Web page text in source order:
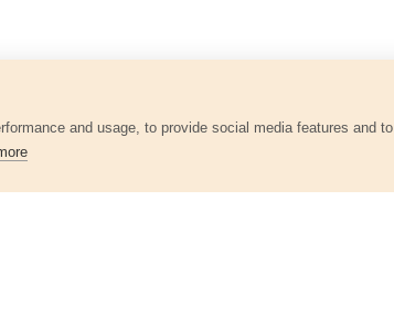
and usage, to provide social media features and to